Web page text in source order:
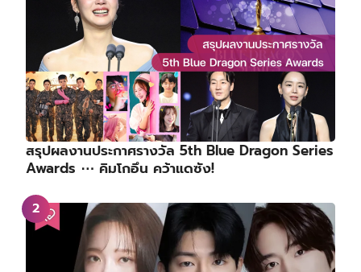
สรุปผลงานประกาศรางวัล 5th Blue Dragon Series
Awards ⋯ คิมโกอึน คว้าแดซัง!